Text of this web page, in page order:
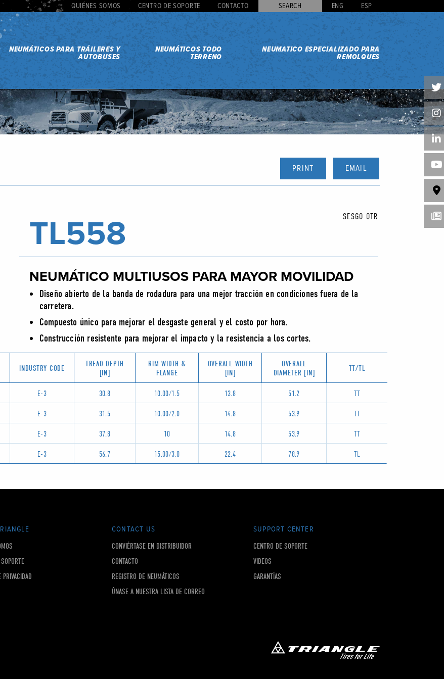
QUIÉNES SOMOS CENTRO DE SOPORTE CONTACTO SEARCH ENG ESP
NEUMÁTICOS PARA TRÁILERES Y
AUTOBUSES
NEUMÁTICOS TODO
TERRENO
NEUMATICO ESPECIALIZADO PARA
REMOLQUES
PRINT EMAIL
TL558 SESGO OTR
NEUMÁTICO MULTIUSOS PARA MAYOR MOVILIDAD
Diseño abierto de la banda de rodadura para una mejor tracción en condiciones fuera de la
carretera.
Compuesto único para mejorar el desgaste general y el costo por hora.
Construcción resistente para mejorar el impacto y la resistencia a los cortes.
INDUSTRY CODE
TREAD DEPTH
[IN]
RIM WIDTH &
FLANGE
OVERALL WIDTH
[IN]
OVERALL
DIAMETER [IN]
TT/TL
E-3 30.8 10.00/1.5 13.8 51.2 TT
E-3 31.5 10.00/2.0 14.8 53.9 TT
E-3 37.8 10 14.8 53.9 TT
E-3 56.7 15.00/3.0 22.4 78.9 TL
CONTACT US
CONVIÉRTASE EN DISTRIBUIDOR
CONTACTO
REGISTRO DE NEUMÁTICOS
ÚNASE A NUESTRA LISTA DE CORREO
SUPPORT CENTER
CENTRO DE SOPORTE
VIDEOS
GARANTÍAS